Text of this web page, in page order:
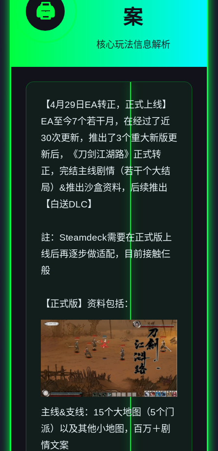
🖨️
案
核心玩法信息解析
【4月29日EA转正，正式上线】
EA至今7个若干月，在经过了近
30次更新，推出了3个重大新版更
新后，《刀剑江湖路》正式转
正，完结主线剧情（若干个大结
局）&推出沙盒资料，后续推出
【白送DLC】
註：Steamdeck需要在正式版上
线后再逐步做适配，目前接触仨
般
【正式版】资料包括：
主线&支线：15个大地图（5个门
派）以及其他小地图，百万＋剧
情文案